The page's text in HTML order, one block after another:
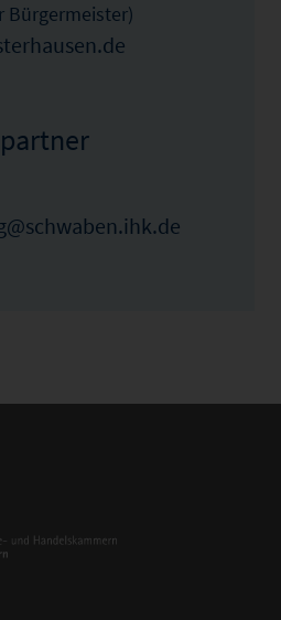
Bürgermeister)